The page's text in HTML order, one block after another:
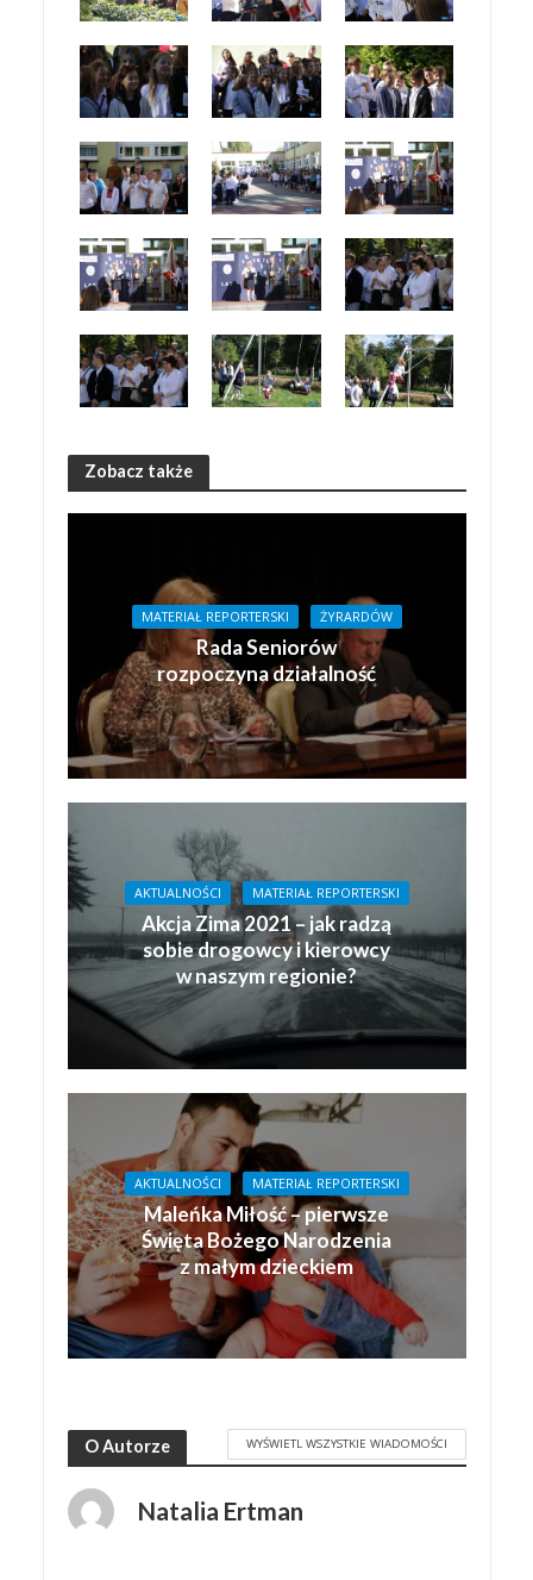
Zobacz także
MATERIAŁ REPORTERSKI ŻYRARDÓW
Rada Seniorów
rozpoczyna działalność
AKTUALNOŚCI MATERIAŁ REPORTERSKI
Akcja Zima 2021 – jak radzą
sobie drogowcy i kierowcy
w naszym regionie?
AKTUALNOŚCI MATERIAŁ REPORTERSKI
Maleńka Miłość – pierwsze
Święta Bożego Narodzenia
z małym dzieckiem
O Autorze WYŚWIETL WSZYSTKIE WIADOMOŚCI
Natalia Ertman